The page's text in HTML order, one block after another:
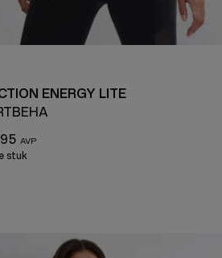
ENERGY LITE
stuk